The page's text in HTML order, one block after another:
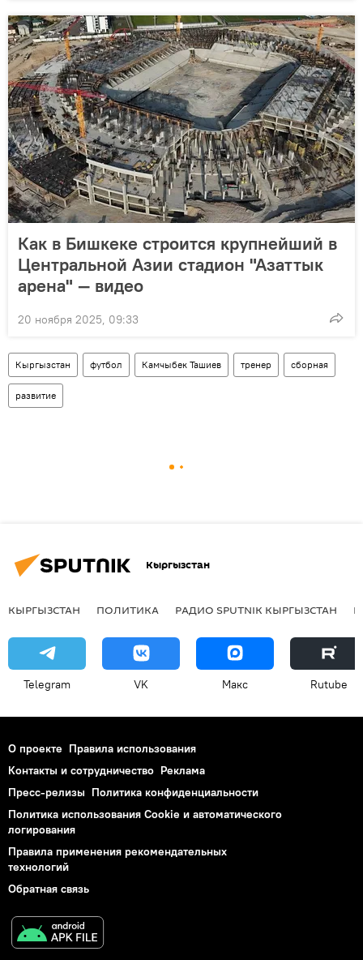
Как в Бишкеке строится крупнейший в
Центральной Азии стадион "Азаттык
арена" — видео
20 ноября 2025, 09:33
Кыргызстан футбол Камчыбек Ташиев тренер сборная
развитие
Кыргызстан
КЫРГЫЗСТАН ПОЛИТИКА РАДИО SPUTNIK КЫРГЫЗСТАН
Telegram VK Макс Rutube
О проекте Правила использования
Контакты и сотрудничество Реклама
Пресс-релизы Политика конфиденциальности
Политика использования Cookie и автоматического
логирования
Правила применения рекомендательных
технологий
Обратная связь